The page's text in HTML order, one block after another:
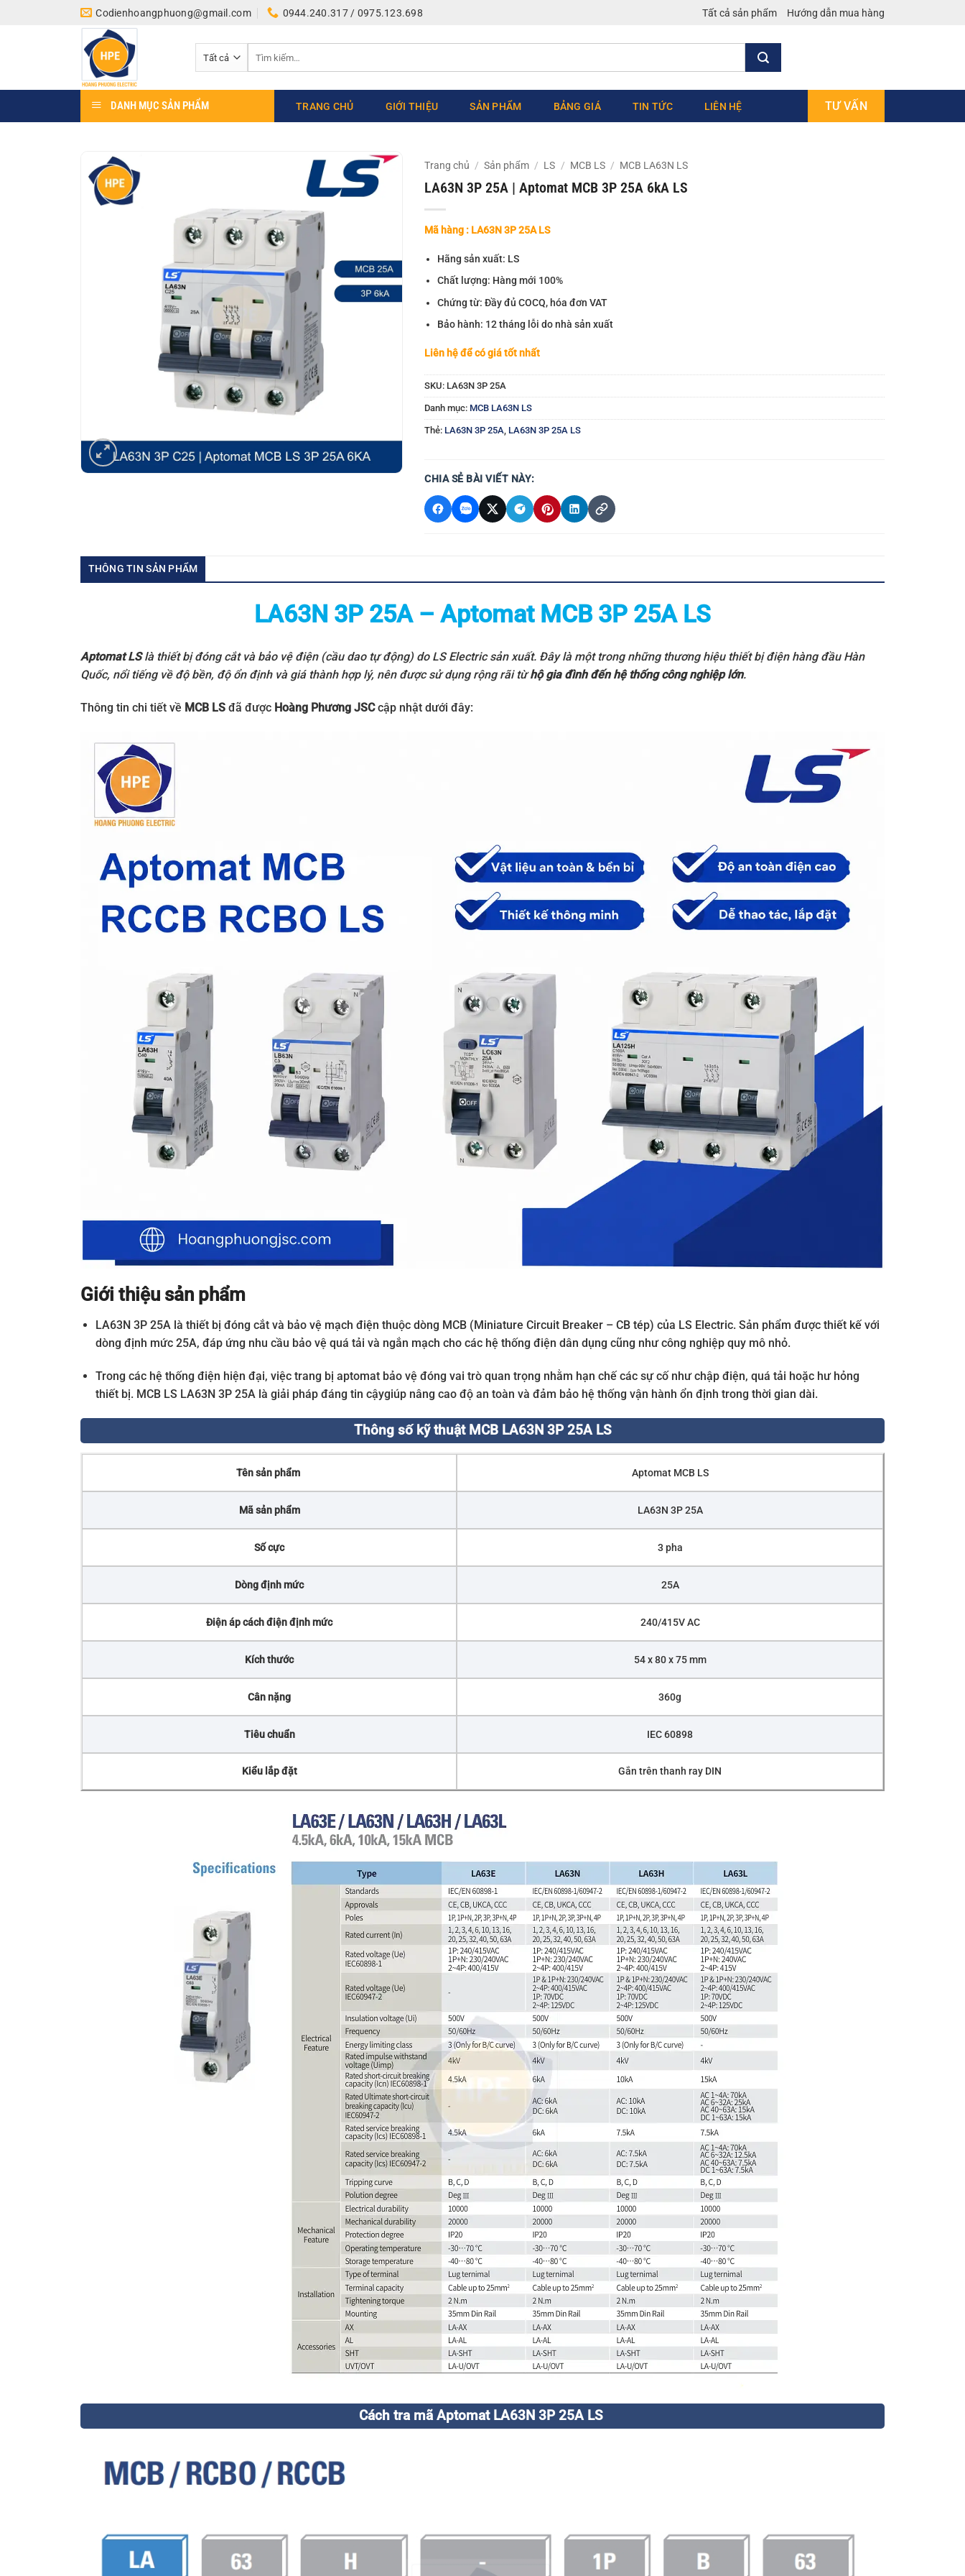
Codienhoangphuong@gmail.com 0944.240.317 / 0975.123.698 Tất cả sản phẩm Hướng dẫn mua hàng
kiếm:
DANH MỤC SẢN PHẨM TRANG CHỦ GIỚI THIỆU SẢN PHẨM BẢNG GIÁ TIN TỨC LIÊN HỆ TƯ VẤN
Trang chủ / Sản phẩm / LS / MCB LS / MCB LA63N LS
LA63N 3P 25A | Aptomat MCB 3P 25A 6kA LS
Mã hàng : LA63N 3P 25A LS
Hãng sản xuất: LS
Chất lượng: Hàng mới 100%
Chứng từ: Đầy đủ COCQ, hóa đơn VAT
Bảo hành: 12 tháng lỗi do nhà sản xuất
Liên hệ để có giá tốt nhất
SKU: LA63N 3P 25A
Danh mục: MCB LA63N LS
Thẻ: LA63N 3P 25A LA63N 3P 25A LS
CHIA SẺ BÀI VIẾT NÀY:
THÔNG TIN SẢN PHẨM
LA63N 3P 25A – Aptomat MCB 3P 25A LS
Aptomat LSlà thiết bị đóng cắt và bảo vệ điện (cầu dao tự động) do LS Electricsản xuất. Đây là một trong những thương hiệu thiết bị điện hàng đầu Hàn
Quốc, nổi tiếng về độ bền, độ ổn định và giá thành hợp lý, nên được sử dụng rộng rãi từhộ gia đình đến hệ thống công nghiệp lớn.
Thông tin chi tiết về MCB LS đã được Hoàng Phương JSCcập nhật dưới đây:
Giới thiệu sản phẩm
LA63N 3P 25A là thiết bị đóng cắt và bảo vệ mạch điện thuộc dòng MCB (Miniature Circuit Breaker – CB tép) của LS Electric. Sản phẩm được thiết kế với
dòng định mức 25A, đáp ứng nhu cầu bảo vệ quá tải và ngắn mạch cho các hệ thống điện dân dụng cũng như công nghiệp quy mô nhỏ.
Trong các hệ thống điện hiện đại, việc trang bị aptomat bảo vệ đóng vai trò quan trọng nhằm hạn chế các sự cố như chập điện, quá tải hoặc hư hỏng
thiết bị. MCB LS LA63N 3P 25A là giải pháp đáng tin cậygiúp nâng cao độ an toàn và đảm bảo hệ thống vận hành ổn định trong thời gian dài.
Thông số kỹ thuật MCB LA63N 3P 25A LS
Tên sản phẩm Aptomat MCB LS
Mã sản phẩm LA63N 3P 25A
Số cực 3 pha
Dòng định mức 25A
Điện áp cách điện định mức 240/415V AC
Kích thước 54 x 80 x 75 mm
Cân nặng 360g
Tiêu chuẩn IEC 60898
Kiểu lắp đặt Gắn trên thanh ray DIN
Cách tra mã Aptomat LA63N 3P 25A LS